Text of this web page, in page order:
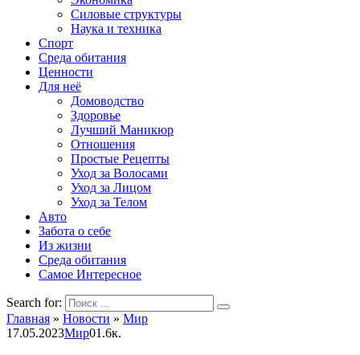
Силовые структуры
Наука и техника
Спорт
Среда обитания
Ценности
Для неё
Домоводство
Здоровье
Лучший Маникюр
Отношения
Простые Рецепты
Уход за Волосами
Уход за Лицом
Уход за Телом
Авто
Забота о себе
Из жизни
Среда обитания
Самое Интересное
Search for:
Главная » Новости » Мир
17.05.2023Мир01.6к.